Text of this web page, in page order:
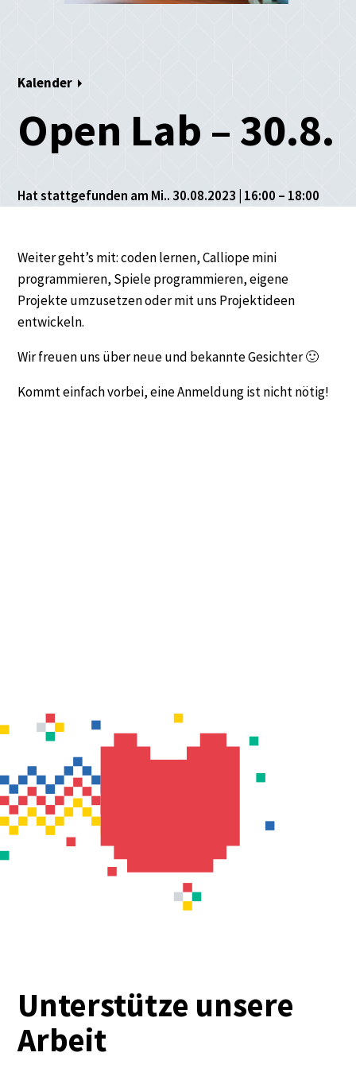
Kalender
Open Lab – 30.8.
Hat stattgefunden am Mi.. 30.08.2023 | 16:00 – 18:00
Weiter geht’s mit: coden lernen, Calliope mini
programmieren, Spiele programmieren, eigene
Projekte umzusetzen oder mit uns Projektideen
entwickeln.
Wir freuen uns über neue und bekannte Gesichter 🙂
Kommt einfach vorbei, eine Anmeldung ist nicht nötig!
Unterstütze unsere
Arbeit